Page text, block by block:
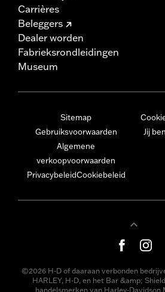
Carrières
Beleggers
Dealer worden
Fabrieksrondleidingen
Museum
Sitemap
Gebruiksvoorwaarden
Algemene
verkoopvoorwaarden
PrivacybeleidCookiebeleid
Jij
©2026 H-D of daaraan verbonden
HARLEY, H-D, en het Bar &amp;
handelsmerken van Harley-Davidson